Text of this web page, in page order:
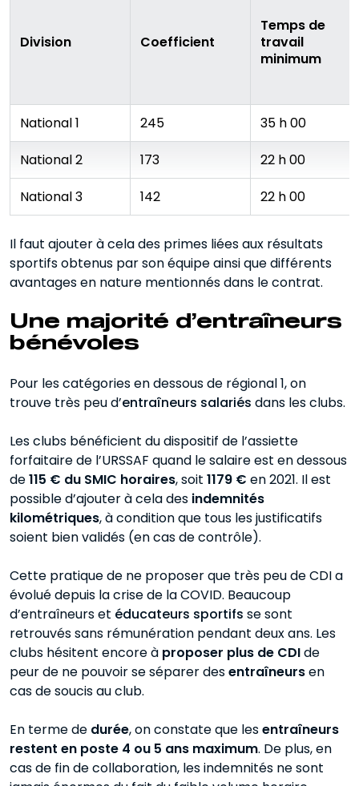
Division Coefficient
Temps de
travail
minimum
National 1 245
35 h 00
National 2
173
22 h 00
National 3
142 22 h 00
Il faut ajouter à cela des primes liées aux résultats
sportifs obtenus par son équipe ainsi que différents
avantages en nature mentionnés dans le contrat.
Une majorité d’entraîneurs
bénévoles
Pour les catégories en dessous de régional 1, on
trouve très peu d’entraîneurs salariés dans les clubs.
Les clubs bénéficient du dispositif de l’assiette
forfaitaire de l’URSSAF quand le salaire est en dessous
de115 € du SMIC horaires, soit 1179 € en 2021. Il est
possible d’ajouter à cela des indemnités
kilométriques, à condition que tous les justificatifs
soient bien validés (en cas de contrôle).
Cette pratique de ne proposer que très peu de CDI a
évolué depuis la crise de la COVID. Beaucoup
d’entraîneurs et éducateurs sportifs se sont
retrouvés sans rémunération pendant deux ans. Les
clubs hésitent encore à proposer plus de CDIde
peur de ne pouvoir se séparer desentraîneursen
cas de soucis au club.
En terme de durée, on constate que lesentraîneurs
restent en poste 4 ou 5 ans maximum. De plus, en
cas de fin de collaboration, les indemnités ne sont